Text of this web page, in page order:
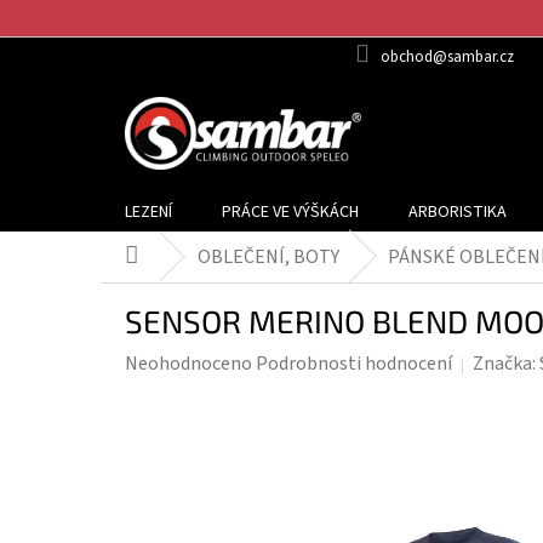
na
obchod@sambar.cz
LEZENÍ PRÁCE VE VÝŠKÁCH ARBORISTIKA
Domů OBLEČENÍ, BOTY PÁNSKÉ
SENSOR MERINO BLEND
Průměrné
Neohodnoceno Podrobnosti hodnocení Značka: